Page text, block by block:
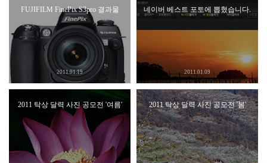
FUJIFILM FinePix S3pro 결과물
2011.01.19
네이버 베스트 포토에 뽑혔습니다.
2011.01.09
2011 탁상 달력 사진 공모전 '여름' 2011 탁상 달력 사진 공모전 '봄'